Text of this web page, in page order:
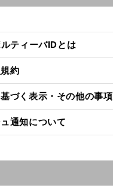
ティーバIDとは
約
づく表示・その他の事項
通知について